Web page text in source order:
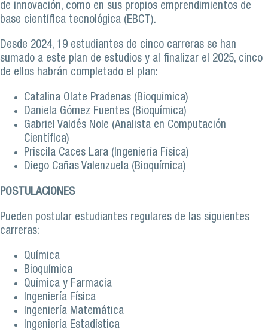
de innovación, como en sus propios emprendimientos de
base científica tecnológica (EBCT).
Desde 2024, 19 estudiantes de cinco carreras se han
sumado a este plan de estudios y al finalizar el 2025, cinco
de ellos habrán completado el plan:
Catalina Olate Pradenas (Bioquímica)
Daniela Gómez Fuentes (Bioquímica)
Gabriel Valdés Nole (Analista en Computación
Científica)
Priscila Caces Lara (Ingeniería Física)
Diego Cañas Valenzuela (Bioquímica)
POSTULACIONES
Pueden postular estudiantes regulares de las siguientes
carreras:
Química
Bioquímica
Química y Farmacia
Ingeniería Física
Ingeniería Matemática
Ingeniería Estadística